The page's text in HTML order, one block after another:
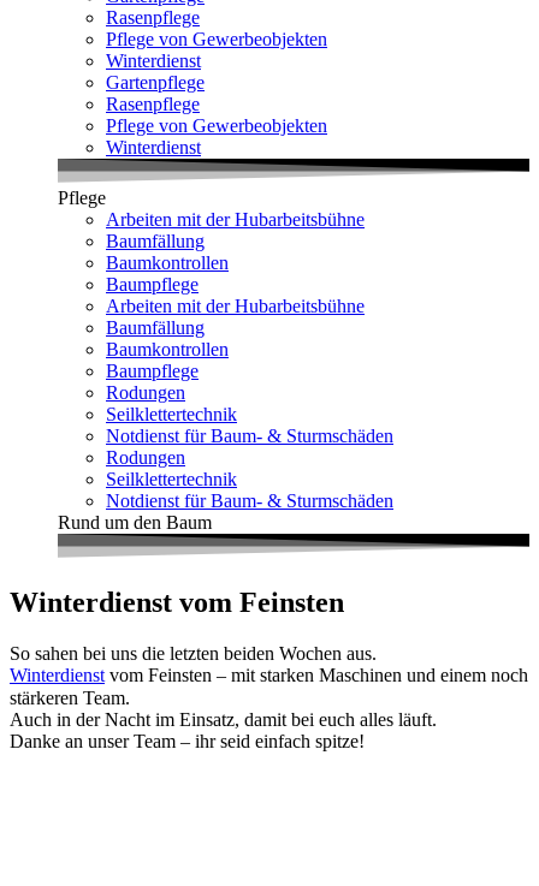
Rasenpflege
Pflege von Gewerbeobjekten
Winterdienst
Gartenpflege
Rasenpflege
Pflege von Gewerbeobjekten
Winterdienst
Pflege
Arbeiten mit der Hubarbeitsbühne
Baumfällung
Baumkontrollen
Baumpflege
Arbeiten mit der Hubarbeitsbühne
Baumfällung
Baumkontrollen
Baumpflege
Rodungen
Seilklettertechnik
Notdienst für Baum- & Sturmschäden
Rodungen
Seilklettertechnik
Notdienst für Baum- & Sturmschäden
Rund um den Baum
Winterdienst vom Feinsten
So sahen bei uns die letzten beiden Wochen aus.
Winterdienst vom Feinsten – mit starken Maschinen und einem noch
stärkeren Team.⠀
Auch in der Nacht im Einsatz, damit bei euch alles läuft.
Danke an unser Team – ihr seid einfach spitze!